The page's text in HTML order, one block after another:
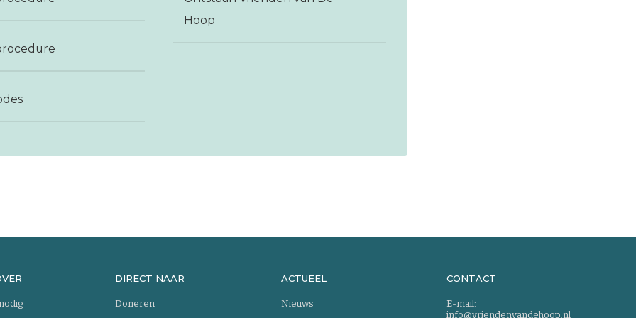
Hoop
DIRECT NAAR
Doneren
ACTUEEL
Nieuws
CONTACT
E-mail:
info@vriendenvandehoop.nl